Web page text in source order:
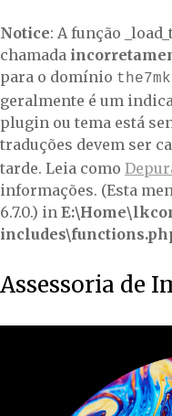
Notice: A função
chamada
para o domínio
geralmente é um
plugin ou tema está
traduções devem ser
tarde. Leia como
informações. (Esta
6.7.0.) in
Assessoria de